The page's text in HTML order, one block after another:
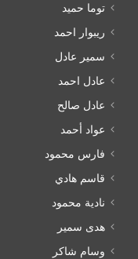
توما حميد
ريبوار احمد
سمير عادل
عادل احمد
عادل صالح
عواد أحمد
فارس محمود
قاسم هادي
نادية محمود
هدى سمير
وسام شاكر